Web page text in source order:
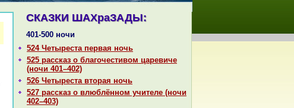
СКАЗКИ ШАХpaЗАДЫ:
401-500 ночи
524 Четыреста первая ночь
525 paссказ о благочестивом царевиче
(ночи 401–402)
526 Четыреста втоpaя ночь
527 paссказ о влюблённом учителе (ночи
402–403)